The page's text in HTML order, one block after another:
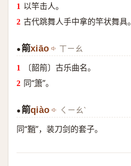
以竿击人。
古代跳舞人手中拿的竿状舞具。
●箾xiāo ㄒㄧㄠ
〔韶箾〕古乐曲名。
同“箫”。
●箾qiào ㄑㄧㄠˋ
同“鞘”，装刀剑的套子。